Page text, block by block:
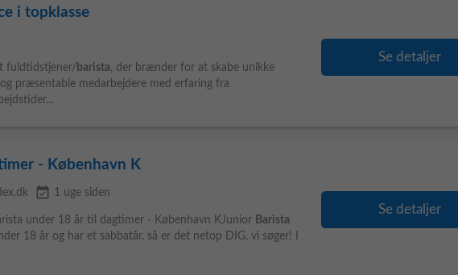
i topklasse
fuldtidstjener/ barista, der brænder for at skabe unikke
præsentable medarbejdere med erfaring fra
Se detaljer
- København K
event_available 1 uge siden
under 18 år til dagtimer - København KJunior Barista
18 år og har et sabbatår, så er det netop DIG, vi søger! I
Se detaljer